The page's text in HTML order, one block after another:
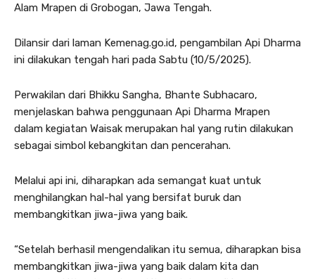
Alam Mrapen di Grobogan, Jawa Tengah.
Dilansir dari laman Kemenag.go.id, pengambilan Api Dharma
ini dilakukan tengah hari pada Sabtu (10/5/2025).
Perwakilan dari Bhikku Sangha, Bhante Subhacaro,
menjelaskan bahwa penggunaan Api Dharma Mrapen
dalam kegiatan Waisak merupakan hal yang rutin dilakukan
sebagai simbol kebangkitan dan pencerahan.
Melalui api ini, diharapkan ada semangat kuat untuk
menghilangkan hal-hal yang bersifat buruk dan
membangkitkan jiwa-jiwa yang baik.
“Setelah berhasil mengendalikan itu semua, diharapkan bisa
membangkitkan jiwa-jiwa yang baik dalam kita dan